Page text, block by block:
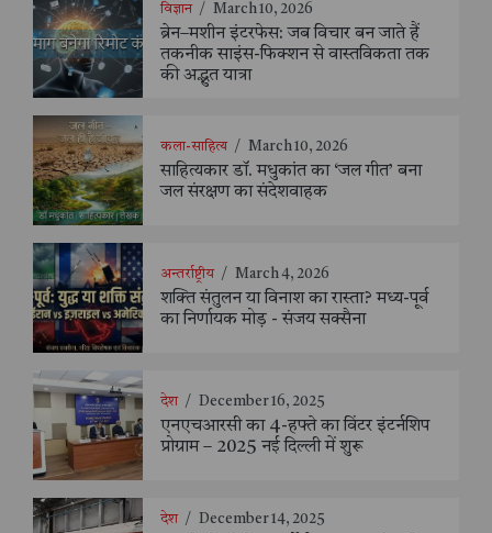
विज्ञान / March 10, 2026
ब्रेन–मशीन इंटरफेस: जब विचार बन जाते हैं
तकनीक साइंस-फिक्शन से वास्तविकता तक
की अद्भुत यात्रा
कला-साहित्य / March 10, 2026
साहित्यकार डॉ. मधुकांत का ‘जल गीत’ बना
जल संरक्षण का संदेशवाहक
अन्तर्राष्ट्रीय / March 4, 2026
शक्ति संतुलन या विनाश का रास्ता? मध्य-पूर्व
का निर्णायक मोड़ - संजय सक्सैना
देश / December 16, 2025
एनएचआरसी का 4-हफ्ते का विंटर इंटर्नशिप
प्रोग्राम – 2025 नई दिल्ली में शुरू
देश / December 14, 2025